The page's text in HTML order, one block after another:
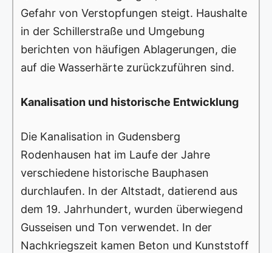
Gefahr von Verstopfungen steigt. Haushalte
in der Schillerstraße und Umgebung
berichten von häufigen Ablagerungen, die
auf die Wasserhärte zurückzuführen sind.
Kanalisation und historische Entwicklung
Die Kanalisation in Gudensberg
Rodenhausen hat im Laufe der Jahre
verschiedene historische Bauphasen
durchlaufen. In der Altstadt, datierend aus
dem 19. Jahrhundert, wurden überwiegend
Gusseisen und Ton verwendet. In der
Nachkriegszeit kamen Beton und Kunststoff